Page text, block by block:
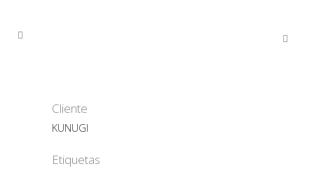
Cliente
KUNUGI
Etiquetas